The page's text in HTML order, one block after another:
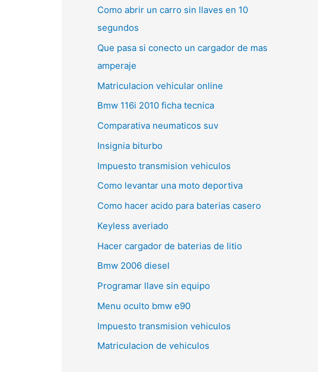
Como abrir un carro sin llaves en 10
segundos
Que pasa si conecto un cargador de mas
amperaje
Matriculacion vehicular online
Bmw 116i 2010 ficha tecnica
Comparativa neumaticos suv
Insignia biturbo
Impuesto transmision vehiculos
Como levantar una moto deportiva
Como hacer acido para baterias casero
Keyless averiado
Hacer cargador de baterias de litio
Bmw 2006 diesel
Programar llave sin equipo
Menu oculto bmw e90
Impuesto transmision vehiculos
Matriculacion de vehiculos